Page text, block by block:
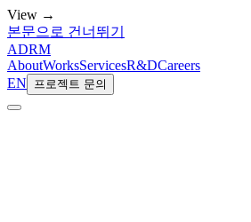
View →
본문으로 건너뛰기
ADRM
AboutWorksServicesR&DCareers
EN
프로젝트 문의